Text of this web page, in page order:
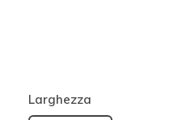
Larghezza